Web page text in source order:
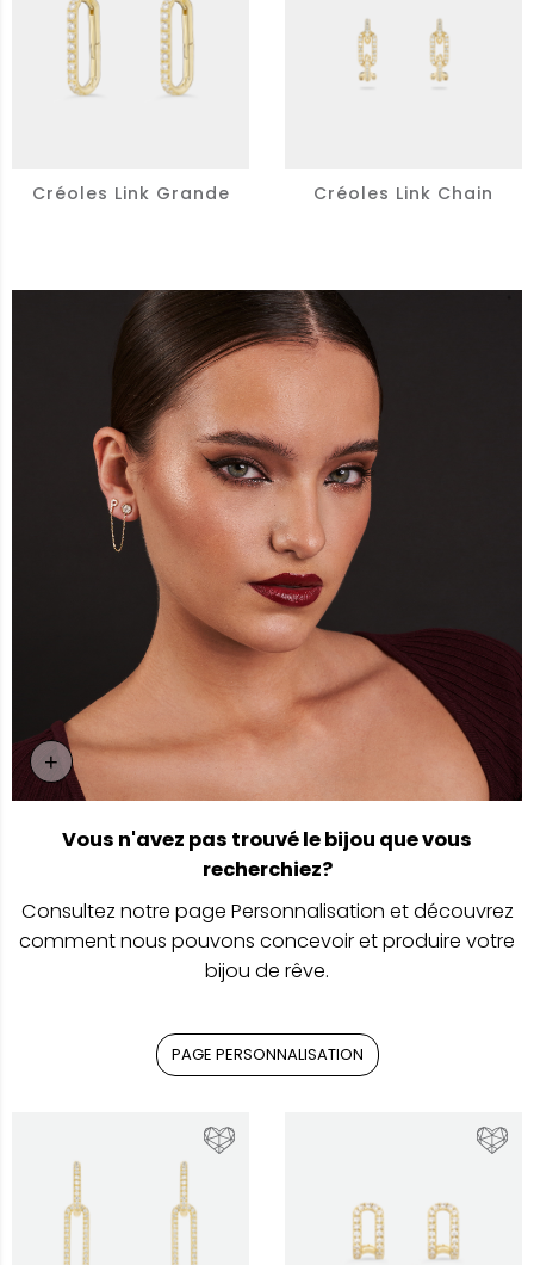
Créoles Link Grande Créoles Link Chain
+ Page Personnalisation
Vous n'avez pas trouvé le bijou que vous
recherchiez?
Consultez notre page Personnalisation et découvrez
comment nous pouvons concevoir et produire votre
bijou de rêve.
PAGE PERSONNALISATION